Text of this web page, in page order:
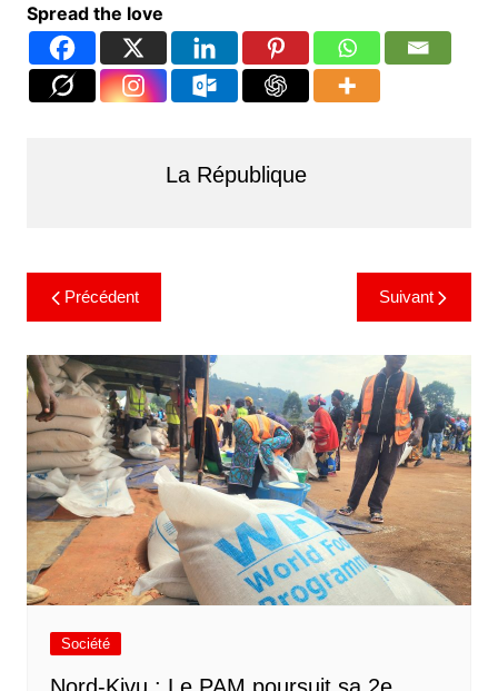
Spread the love
La République
Précédent Suivant
Société